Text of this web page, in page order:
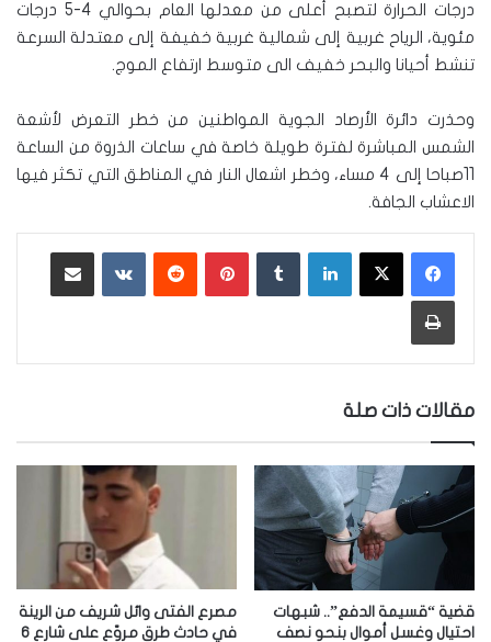
درجات الحرارة لتصبح أعلى من معدلها العام بحوالي 4-5 درجات
مئوية، الرياح غربية إلى شمالية غربية خفيفة إلى معتدلة السرعة
تنشط أحيانا والبحر خفيف الى متوسط ارتفاع الموج.
وحذرت دائرة الأرصاد الجوية المواطنين من خطر التعرض لأشعة
الشمس المباشرة لفترة طويلة خاصة في ساعات الذروة من الساعة
11صباحا إلى 4 مساء، وخطر اشعال النار في المناطق التي تكثر فيها
الاعشاب الجافة.
لينكدإن بينتيريست ‏VKontakte
طباعة
مقالات ذات صلة
قضية “قسيمة الدفع”.. شبهات
احتيال وغسل أموال بنحو نصف
مصرع الفتى وائل شريف من الرينة
في حادث طرق مروّع على شارع 6